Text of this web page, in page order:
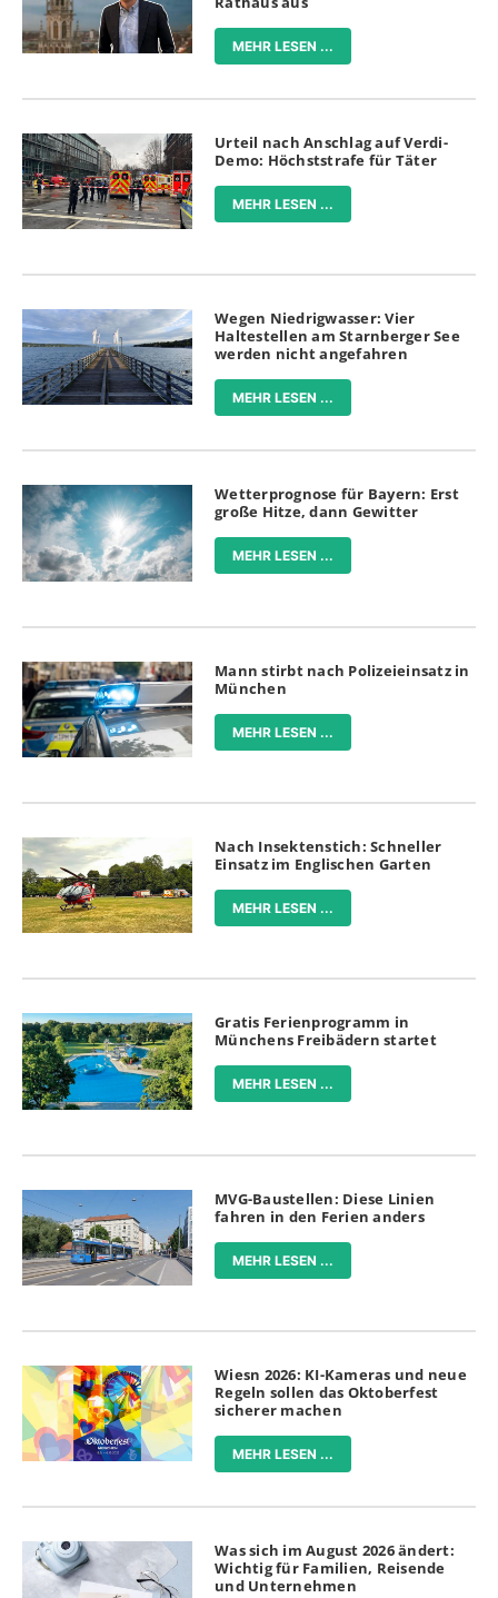
MEHR LESEN ...
Urteil nach Anschlag auf Verdi-
Demo: Höchststrafe für Täter
MEHR LESEN ...
Wegen Niedrigwasser: Vier
Haltestellen am Starnberger See
werden nicht angefahren
MEHR LESEN ...
Wetterprognose für Bayern: Erst
große Hitze, dann Gewitter
MEHR LESEN ...
Mann stirbt nach Polizeieinsatz in
München
MEHR LESEN ...
Nach Insektenstich: Schneller
Einsatz im Englischen Garten
MEHR LESEN ...
Gratis Ferienprogramm in
Münchens Freibädern startet
MEHR LESEN ...
MVG-Baustellen: Diese Linien
fahren in den Ferien anders
MEHR LESEN ...
Wiesn 2026: KI-Kameras und neue
Regeln sollen das Oktoberfest
sicherer machen
MEHR LESEN ...
Was sich im August 2026 ändert:
Wichtig für Familien, Reisende
und Unternehmen